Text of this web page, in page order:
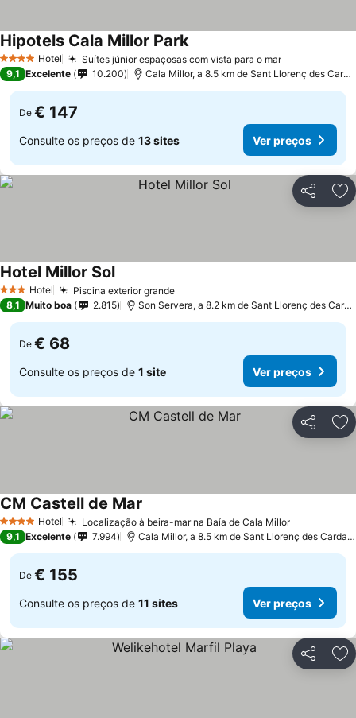
4 EstrelasHotel Suítes júnior espaçosas com vista para o marVer preços
Hipotels Cala Millor ParkVer preços
9,1 Excelente 10.200 Cala Millor, a 8.5 km de Sant Llorenç des
De € 147
Consulte os preços de 13 sites Ver preços
Partilhar
3 EstrelasHotel Piscina exterior grandeVer preços
Hotel Millor SolVer preços
8,1 Muito boa 2.815 Son Servera, a 8.2 km de Sant Llorenç des
De € 68
Consulte os preços de 1 site Ver preços
Partilhar
4 EstrelasHotel Localização à beira-mar na Baía de Cala MillorVer preços
CM Castell de Mar
9,1 Excelente 7.994 Cala Millor, a 8.5 km de Sant Llorenç des
De € 155
Consulte os preços de 11 sites Ver preços
Partilhar